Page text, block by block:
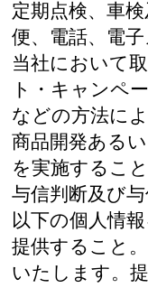
定期点検、車
便、電話、電
当社において
ト・キャンペ
などの方法に
商品開発ある
を実施すること
与信判断及び
以下の個人情
提供すること
いたします。